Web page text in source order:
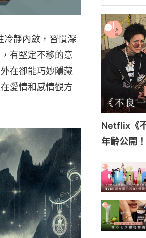
冷靜內斂，習慣深
有堅定不移的意
在卻能巧妙隱藏
愛情和感情觀方
Netflix《
年齡公開